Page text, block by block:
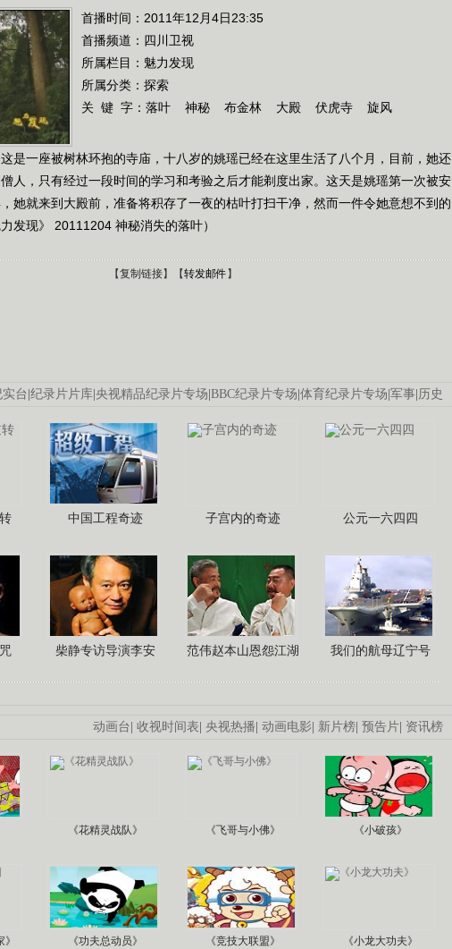
首播时间：2011年12月4日23:35
首播频道： 四川卫视
所属栏目： 魅力发现
所属分类：探索
关 键 字： 落叶 神秘 布金林 大殿 伏虎寺 旋风
是一座被树林环抱的寺庙，十八岁的姚瑶已经在这里生活了八个月，目前，她还
人，只有经过一段时间的学习和考验之后才能剃度出家。这天是姚瑶第一次被安
她就来到大殿前，准备将积存了一夜的枯叶打扫干净，然而一件令她意想不到的
发现》 20111204 神秘消失的落叶）
【复制链接】【转发邮件 】
实台 纪录片片库 央视精品纪录片专场 BBC纪录片专场 体育纪录片专场 军事 历史
中国工程奇迹 子宫内的奇迹 公元一六四四
柴静专访导演李安 范伟赵本山恩怨江湖 我们的航母辽宁号
动画台 收视时间表 央视热播 动画电影 新片榜 预告片 资讯榜
《花精灵战队》 《飞哥与小佛》 《小破孩》
《功夫总动员》 《竞技大联盟》 《小龙大功夫》